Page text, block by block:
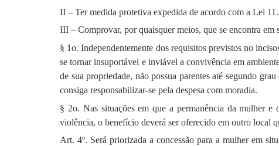
II – Ter medida protetiva expedida de acordo com a Lei
III – Comprovar, por quaisquer meios, que se encontra em
§ 1o. Independentemente dos requisitos previstos no
se tornar insuportável e inviável a convivência em
de sua propriedade, não possua parentes até segundo
consiga responsabilizar-se pela despesa com moradia.
§ 2o. Nas situações em que a permanência da mulher
violência, o benefício deverá ser oferecido em outro local
Art. 4º. Será priorizada a concessão para a mulher em